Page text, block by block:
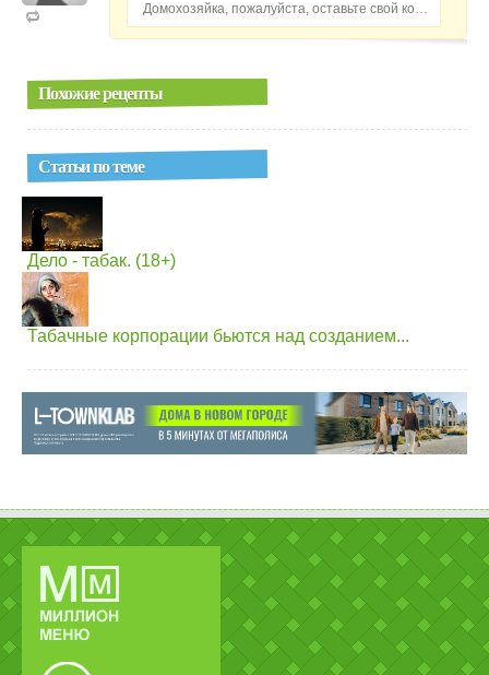
Домохозяйка, пожалуйста, оставьте свой комментарий...
Похожие рецепты
Статьи по теме
Дело - табак. (18+)
Табачные корпорации бьются над созданием...